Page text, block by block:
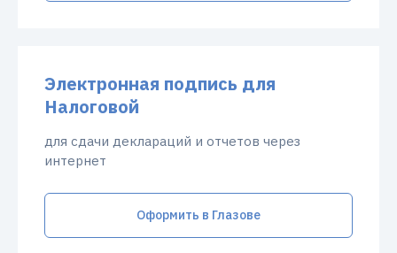
Электронная подпись для
Налоговой
для сдачи деклараций и отчетов через
интернет
Оформить в Глазове